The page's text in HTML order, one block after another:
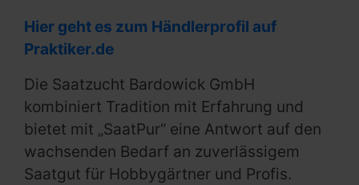
Hier geht es zum Händlerprofil auf
Praktiker.de
Die Saatzucht Bardowick GmbH
kombiniert Tradition mit Erfahrung und
bietet mit „SaatPur“ eine Antwort auf den
wachsenden Bedarf an zuverlässigem
Saatgut für Hobbygärtner und Profis.